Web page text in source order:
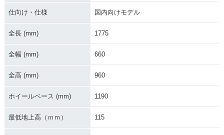
Special キックタイ
プ・特別・限定仕様
セルフスターター併
用・カラーチェンジ
2002年 Little Cub
スペシャル セルフス
別・限定仕様
2002年 Little Cub
仕向け・仕様 国内向けモデル
全長 (mm) 1775
全幅 (mm) 660
全高 (mm) 960
ホイールベース (mm) 1190
最低地上高（ｍｍ） 115